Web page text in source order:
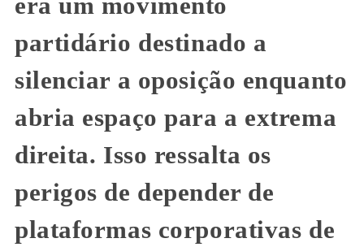
era um movimento
partidário destinado a
silenciar a oposição enquanto
abria espaço para a extrema
direita. Isso ressalta os
perigos de depender de
plataformas corporativas de